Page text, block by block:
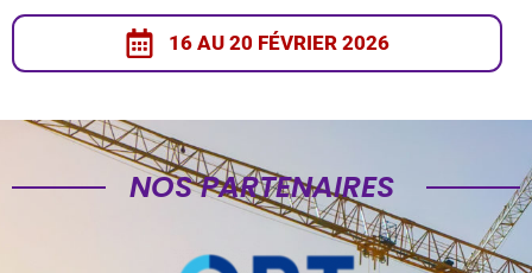
16 AU 20 FÉVRIER 2026
NOS PARTENAIRES